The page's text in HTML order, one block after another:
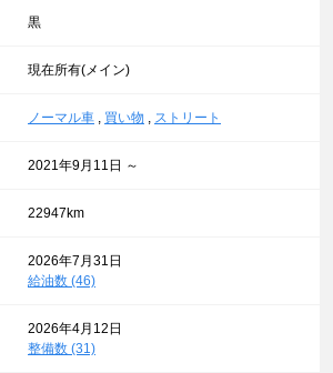
黒
現在所有(メイン)
ノーマル車 , 買い物 , ストリート
2021年9月11日 ～
22947km
2026年7月31日
給油数 (46)
2026年4月12日
整備数 (31)